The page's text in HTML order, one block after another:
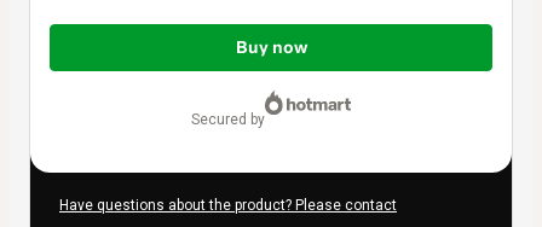
Total
$19.00
Buy now
secured by
Have questions about the product? Please contact